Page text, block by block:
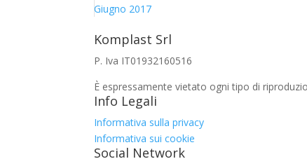
Giugno 2017
Komplast Srl
P. Iva IT01932160516
È espressamente vietato ogni tipo di
Info Legali
Informativa sulla privacy
Informativa sui cookie
Social Network